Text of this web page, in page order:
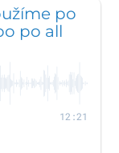
po
po all
12:21